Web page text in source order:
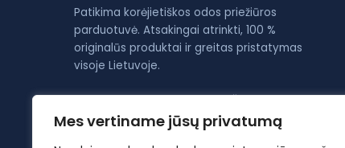
Mes vertiname jūsų privatumą
Patikima korėjietiškos odos priežiūros
parduotuvė. Atsakingai atrinkti, 100 %
originalūs produktai ir greitas pristatymas
visoje Lietuvoje.
Gauk −10 % nuolaidą pirmam užsakymui ir
odos priežiūros patarimų.